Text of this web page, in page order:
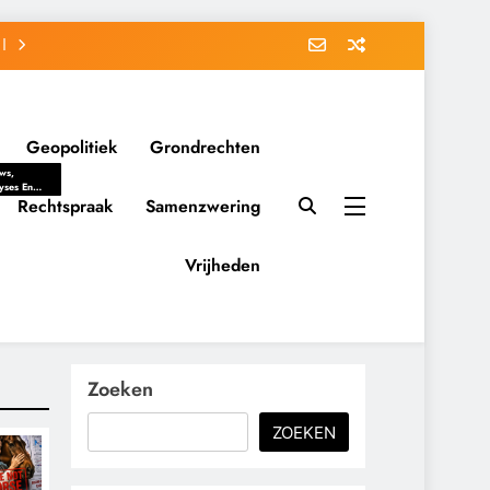
Geopolitiek Grondrechten
En
Politieke
Belangen
Rechtspraak Samenzwering
Vrijheden
Zoeken
ZOEKEN